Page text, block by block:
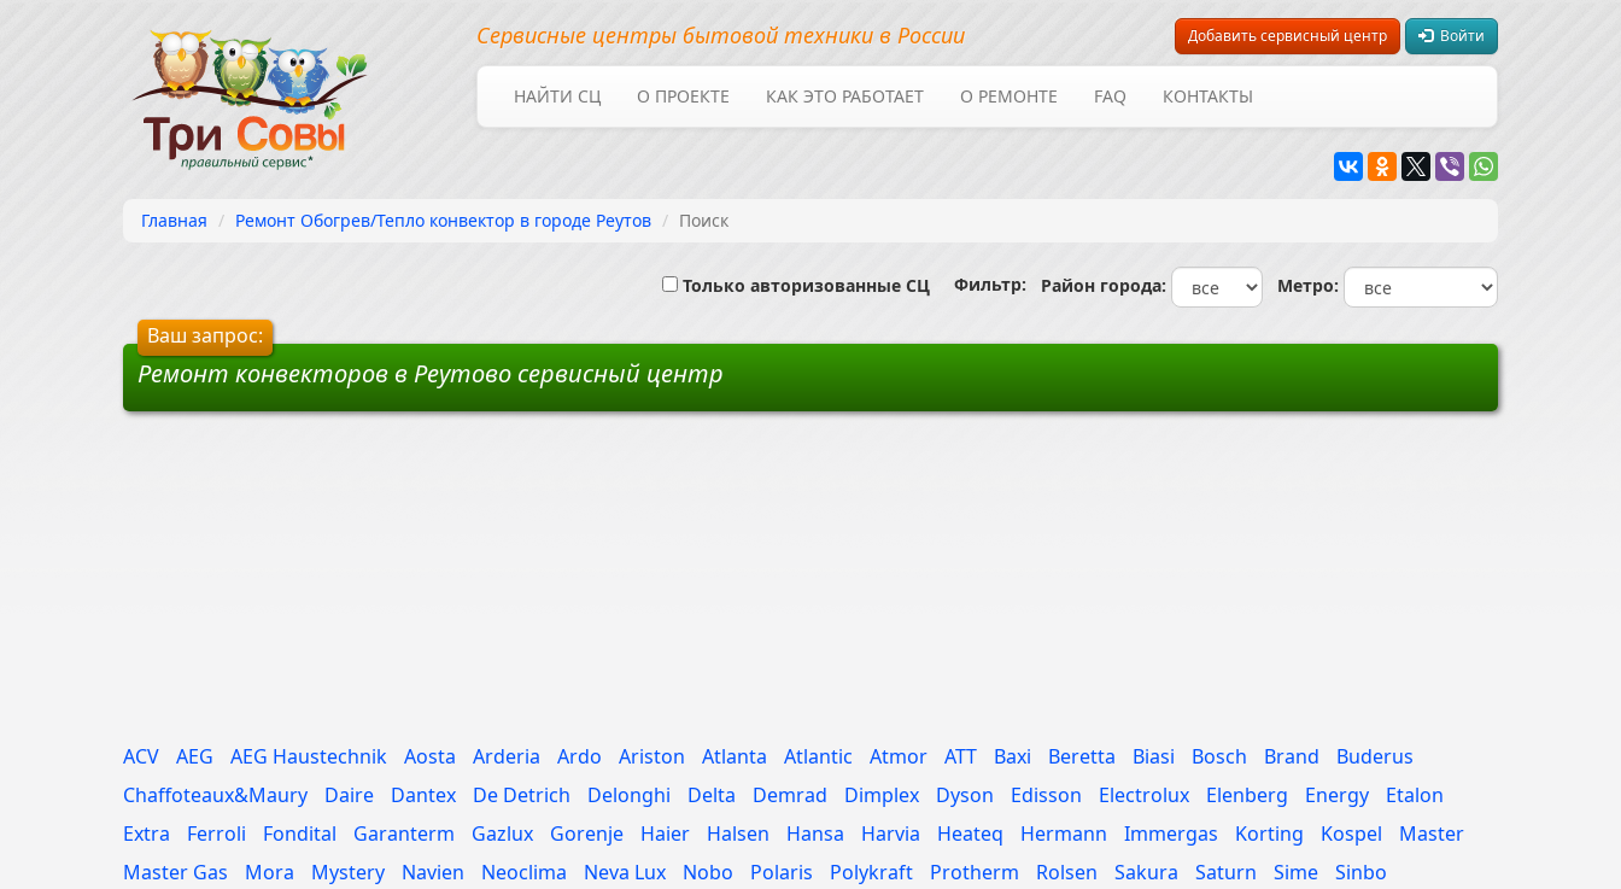
Добавить сервисный центр Войти
Сервисные центры бытовой техники в России
НАЙТИ СЦ О ПРОЕКТЕ КАК ЭТО РАБОТАЕТ О РЕМОНТЕ FAQ КОНТАКТЫ
Главная Ремонт Обогрев/Тепло конвектор в городе Реутов Поиск
Только авторизованные СЦ Фильтр: Район города: Метро:
Ваш запрос:
Ремонт конвекторов в Реутово сервисный центр
ACV AEG AEG Haustechnik Aosta Arderia Ardo Ariston Atlanta Atlantic Atmor ATT Baxi Beretta Biasi Bosch Brand
Buderus
Chaffoteaux&Maury
Daire Dantex De Detrich Delonghi Delta Demrad Dimplex Dyson Edisson Electrolux Elenberg Energy
Etalon
Extra
Ferroli Fondital Garanterm Gazlux Gorenje Haier Halsen Hansa Harvia Heateq Hermann Immergas Korting Kospel
Master
Master Gas
Mora Mystery Navien Neoclima Neva Lux Nobo Polaris Polykraft Protherm Rolsen Sakura Saturn Sime
Sinbo